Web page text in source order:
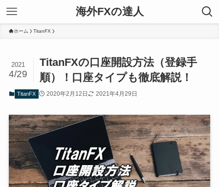
海外FXの達人
ホーム TitanFX
TitanFXの口座開設方法（登録手
順）！口座タイプも徹底解説！
2021
4/29
TitanFX 2020年2月12日 2021年4月29日